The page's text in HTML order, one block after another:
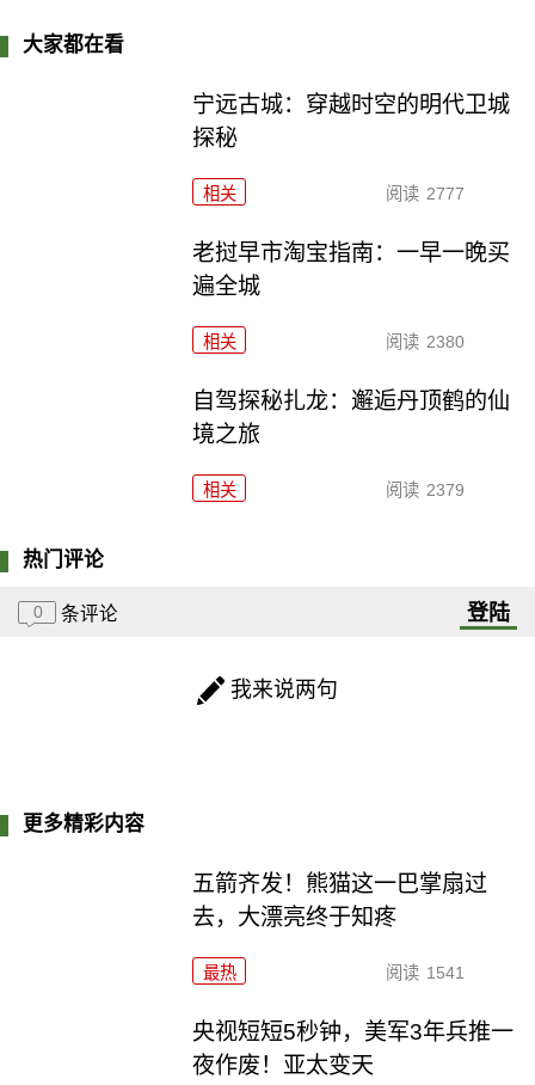
大家都在看
宁远古城：穿越时空的明代卫城
探秘
相关 阅读 2777
老挝早市淘宝指南：一早一晚买
遍全城
相关 阅读 2380
自驾探秘扎龙：邂逅丹顶鹤的仙
境之旅
相关 阅读 2379
热门评论
0 条评论 登陆
我来说两句
更多精彩内容
五箭齐发！熊猫这一巴掌扇过
去，大漂亮终于知疼
最热 阅读 1541
央视短短5秒钟，美军3年兵推一
夜作废！亚太变天